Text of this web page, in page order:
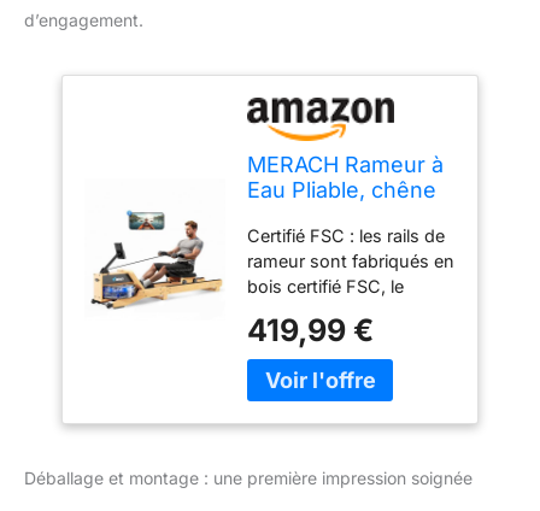
d’engagement.
MERACH Rameur à
Eau Pliable, chêne
Confortable, avec
Application
Exclusive, Carte
Interactive et Jeux,
expérience d'aviron
immersive,
rétroéclairage LED
(R23O1)
Certifié FSC : les rails de
rameur sont fabriqués en
bois certifié FSC, le
élégance naturelle avec
une longue durée de vie,
avec une charge
plaisir en famille.
419,99 €
Déballage et montage : une première impression soignée